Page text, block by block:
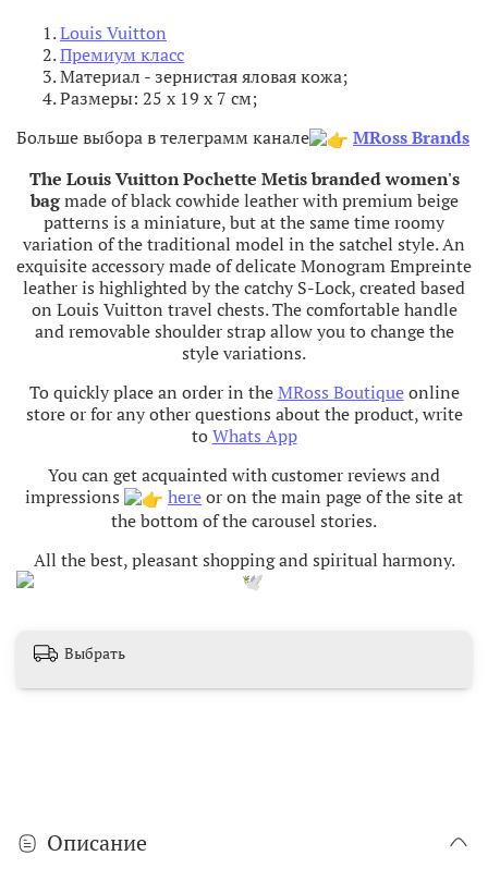
Louis Vuitton
Премиум класс
Материал - зернистая яловаякожа;
Размеры: 25 x 19 x 7 см;
Больше выбора в телеграмм канале
MRoss Brands
The Louis Vuitton Pochette Metisbrandedwomen's
bagmadeof black cowhide leather with premium beige
patterns is aminiature,butatthe same timeroomy
variation of thetraditional model in thesatchel style.An
exquisiteaccessorymadeofdelicateMonogramEmpreinte
leatheris highlightedby thecatchy S-Lock,createdbased
on Louis Vuitton travel chests.Thecomfortable handle
and removable shoulder strap allowyou tochangethe
stylevariations.
To quickly place an order in the MRoss Boutiqueonline
store or for any other questions about the product, write
to Whats App
You can get acquainted with customer reviews and
impressions
hereor on the main page of the site at
the bottom of the carousel stories.
All the best, pleasant shopping and spiritual harmony.
Выбрать
Описание